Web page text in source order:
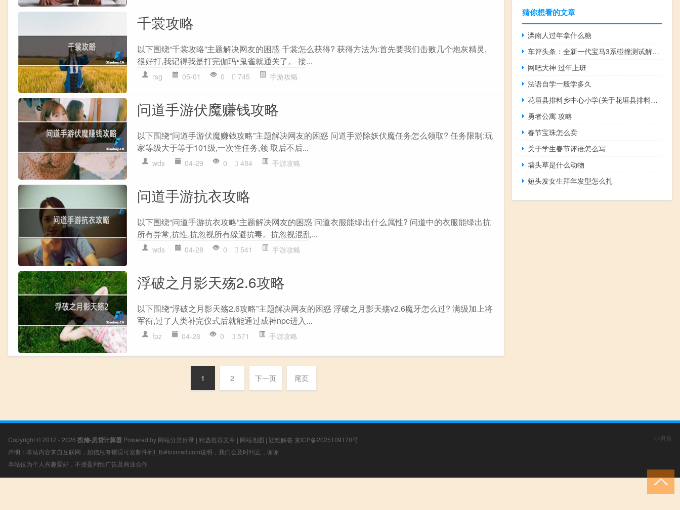
千裳攻略
以下围绕“千裳攻略”主题解决网友的困惑 千裳怎么获得? 获得方法为:首先要我们击败几个炮灰精灵,
很好打,我记得我是打完伽玛•鬼雀就通关了。 接...
rsg 05-01 0 745 手游攻略
问道手游伏魔赚钱攻略
以下围绕“问道手游伏魔赚钱攻略”主题解决网友的困惑 问道手游除妖伏魔任务怎么领取? 任务限制:玩
家等级大于等于101级,一次性任务,领 取后不后...
wds 04-29 0 484 手游攻略
问道手游抗衣攻略
以下围绕“问道手游抗衣攻略”主题解决网友的困惑 问道衣服能绿出什么属性? 问道中的衣服能绿出抗
所有异常,抗性,抗忽视所有躲避抗毒。抗忽视混乱...
wds 04-28 0 541 手游攻略
浮破之月影天殇2.6攻略
以下围绕“浮破之月影天殇2.6攻略”主题解决网友的困惑 浮破之月影天殇v2.6魔牙怎么过? 满级加上将
军衔,过了人类补完仪式后就能通过成神npc进入...
fpz 04-28 0 571 手游攻略
1 2 下一页 尾页
猜你想看的文章
滦南人过年拿什么糖
车评头条：全新一代宝马3系碰撞测试解析 乘员保护充分
网吧大神 过年上班
法语自学一般学多久
花垣县排料乡中心小学(关于花垣县排料乡中心小学简述)
勇者公寓 攻略
春节宝珠怎么卖
关于学生春节评语怎么写
墙头草是什么动物
短头发女生拜年发型怎么扎
Copyright © 2012 - 2026 投储-房贷计算器 Powered by 网站分类目录 | 精选推荐文章 | 网站地图 | 疑难解答 京ICP备2025109170号
声明：本站内容来自互联网，如信息有错误可发邮件到f_fb#foxmail.com说明，我们会及时纠正，谢谢
本站仅为个人兴趣爱好，不接盈利性广告及商业合作
小男孩